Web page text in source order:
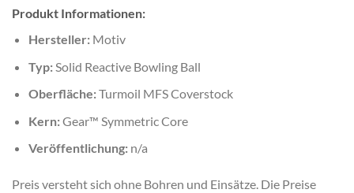
Produkt Informationen:
Hersteller:Motiv
Typ:Solid Reactive Bowling Ball
Oberfläche:Turmoil MFS Coverstock
Kern:Gear™ Symmetric Core
Veröffentlichung:n/a
Preis versteht sich ohne Bohren und Einsätze. Die Preise